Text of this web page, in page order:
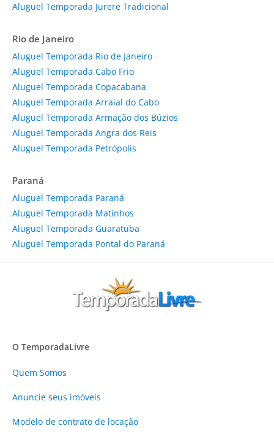
Aluguel Temporada Jurere Tradicional
Rio de Janeiro
Aluguel Temporada Rio de Janeiro
Aluguel Temporada Cabo Frio
Aluguel Temporada Copacabana
Aluguel Temporada Arraial do Cabo
Aluguel Temporada Armação dos Búzios
Aluguel Temporada Angra dos Reis
Aluguel Temporada Petrópolis
Paraná
Aluguel Temporada Paraná
Aluguel Temporada Matinhos
Aluguel Temporada Guaratuba
Aluguel Temporada Pontal do Paraná
O TemporadaLivre
Quem Somos
Anuncie seus imóveis
Modelo de contrato de locação